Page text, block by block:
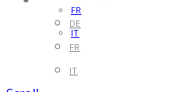
FR
IT
DE
FR
IT